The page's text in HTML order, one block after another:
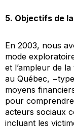
5. Objectifs de
En 2003, nous
mode
et l’ampleur de
au Québec,
moyens
pour
acteurs sociaux
incluant les